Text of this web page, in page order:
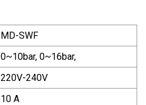
MD-SWF
0~10bar, 0~16bar,
220V-240V
10 A